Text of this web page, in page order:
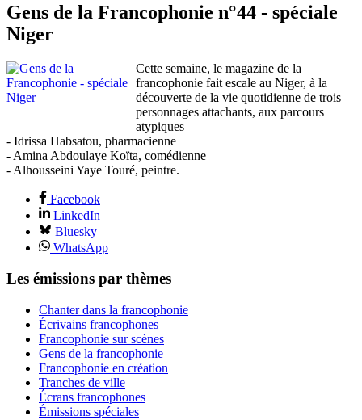
Gens de la Francophonie n°44 - spéciale
Niger
Cette semaine, le magazine de la
francophonie fait escale au Niger, à la
découverte de la vie quotidienne de trois
personnages attachants, aux parcours
atypiques
- Idrissa Habsatou, pharmacienne
- Amina Abdoulaye Koïta, comédienne
- Alhousseini Yaye Touré, peintre.
Facebook
LinkedIn
Bluesky
WhatsApp
Les émissions par thèmes
Chanter dans la francophonie
Écrivains francophones
Francophonie sur scènes
Gens de la francophonie
Francophonie en création
Tranches de ville
Écrans francophones
Émissions spéciales